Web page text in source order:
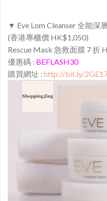
▼ Eve Lom Cleanser 全能深
(香港專櫃價 HK$1,050)
Rescue Mask 急救面膜 7 折
優惠碼 : BEFLASH30
購買網址 : http://bit.ly/